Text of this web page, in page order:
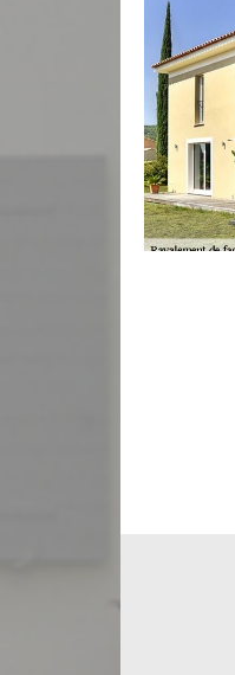
dans la
Ravaleur
votre